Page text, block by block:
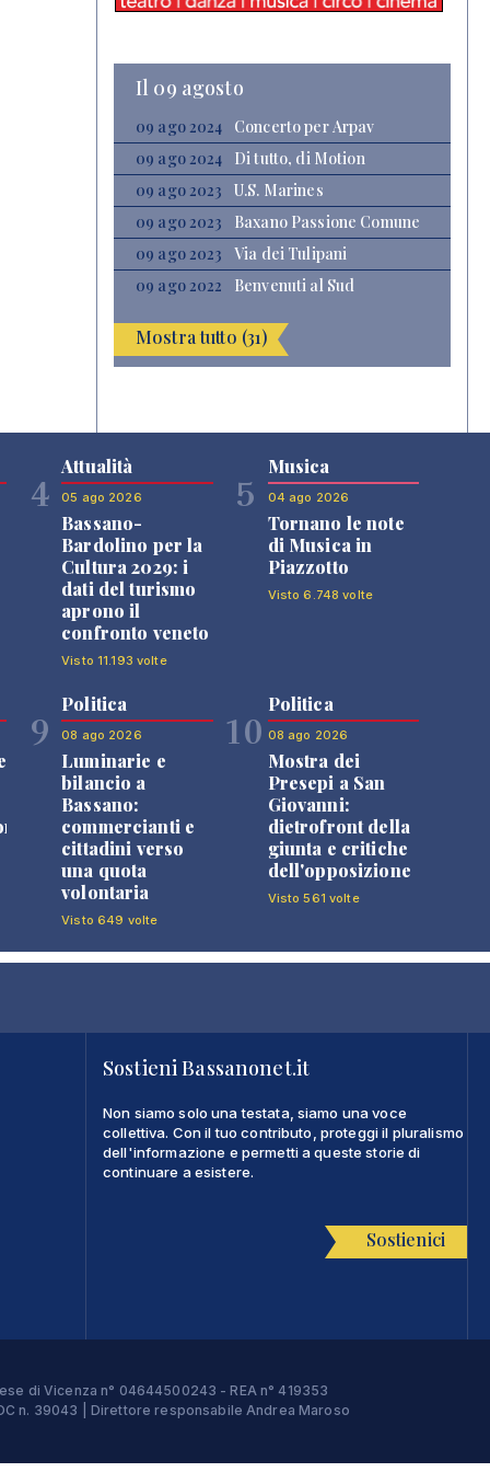
Il 09 agosto
09 ago 2024
Concerto per Arpav
09 ago 2024
Di tutto, di Motion
09 ago 2023
U.S. Marines
09 ago 2023
Baxano Passione Comune
09 ago 2023
Via dei Tulipani
09 ago 2022
Benvenuti al Sud
Mostra tutto (31)
4
Attualità
05 ago 2026
Bassano-
Bardolino per la
Cultura 2029: i
dati del turismo
aprono il
confronto veneto
Visto 11.193 volte
5
Musica
04 ago 2026
Tornano le note
di Musica in
Piazzotto
Visto 6.748 volte
9
Politica
08 ago 2026
Luminarie e
bilancio a
Bassano:
commercianti e
cittadini verso
una quota
volontaria
Visto 649 volte
10
Politica
08 ago 2026
Mostra dei
Presepi a San
Giovanni:
dietrofront della
giunta e critiche
dell'opposizione
Visto 561 volte
Sostieni Bassanonet.it
Non siamo solo una testata, siamo una voce
collettiva. Con il tuo contributo, proteggi il pluralismo
dell'informazione e permetti a queste storie di
continuare a esistere.
Sostienici
di Vicenza n° 04644500243 - REA n° 419353
n. 39043 | Direttore responsabile Andrea Maroso